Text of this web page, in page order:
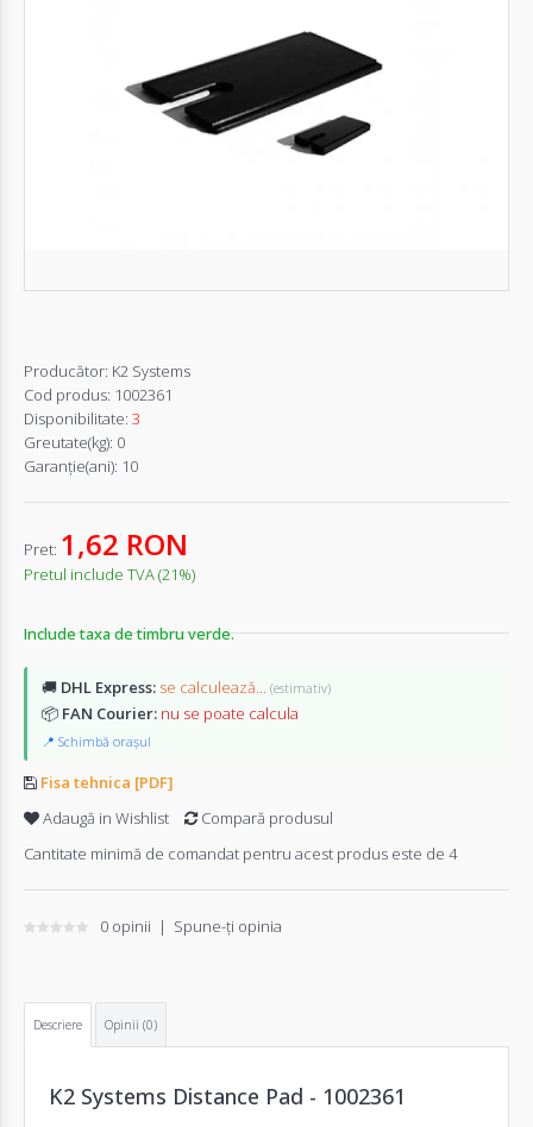
Producător: K2 Systems
Cod produs: 1002361
Disponibilitate: 3
Greutate(kg): 0
Garanţie(ani): 10
Pret: 1,62 RON
Pretul include TVA (21%)
Include taxa de timbru verde.
🚚 DHL Express: se calculează... (estimativ)
📦 FAN Courier: nu se poate calcula
📍 Schimbă orașul
Fisa tehnica [PDF]
Adaugă in Wishlist
Compară produsul
Cantitate minimă de comandat pentru acest produs este de 4
0 opinii | Spune-ţi opinia
Descriere Opinii (0)
K2 Systems Distance Pad - 1002361